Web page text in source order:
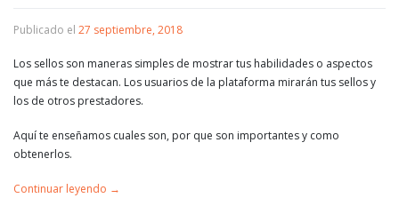
Publicado el 27 septiembre, 2018
Los sellos son maneras simples de mostrar tus habilidades o aspectos
que más te destacan. Los usuarios de la plataforma mirarán tus sellos y
los de otros prestadores.
Aquí te enseñamos cuales son, por que son importantes y como
obtenerlos.
Continuar leyendo →